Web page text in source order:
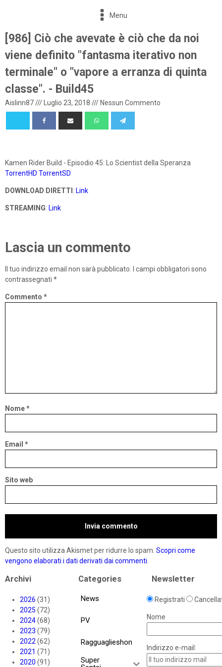
Menu
[986] Ciò che avevate è ciò che da noi
viene definito "fantasma iterativo non
terminale" o "vapore a erranza di quinta
classe". - Build45
Aislinn87/// Luglio 23, 2018 /// Nessun Commento
Kamen Rider Build - Episodio 45: Lo Scientist della Speranza
TorrentHD TorrentSD
DOWNLOAD DIRETTI : Link
STREAMING: Link
Lascia un commento
Il tuo indirizzo email non sarà pubblicato.
I campi obbligatori sono
contrassegnati *
Commento *
Nome*
Email *
Sito web
Questo sito utilizza Akismet per ridurre lo spam. Scopri come
vengono elaborati i dati derivati dai commenti.
Archivi
2026 (31)
2025 (72)
2024(68)
2023 (79)
2022(62)
2021 (71)
2020 (91)
Categories
News
PV
Ragguaglieshon
Super
Newsletter
Registrati
Nome
Indirizzo e-mail: